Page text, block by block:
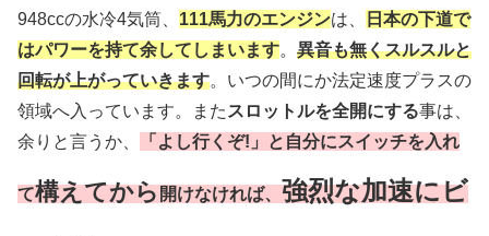
948ccの水冷4気筒、 111馬力のエンジンは、
日本の下道で
はパワーを持て余してしまいます。 異音も無くスルスルと
回転が上がっていきます。いつの間にか法定速度プラスの
領域へ入っています。また スロットルを全開にする事は、
余りと言うか、
「よし行くぞ!」と自分にスイッチを入れ
て構えてから開けなければ、 強烈な加速にビ